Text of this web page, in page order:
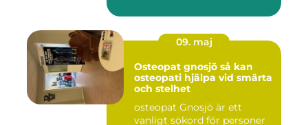
09. maj
Osteopat gnosjö så kan
osteopati hjälpa vid smärta
och stelhet
osteopat Gnosjö är ett
vanligt sökord för personer